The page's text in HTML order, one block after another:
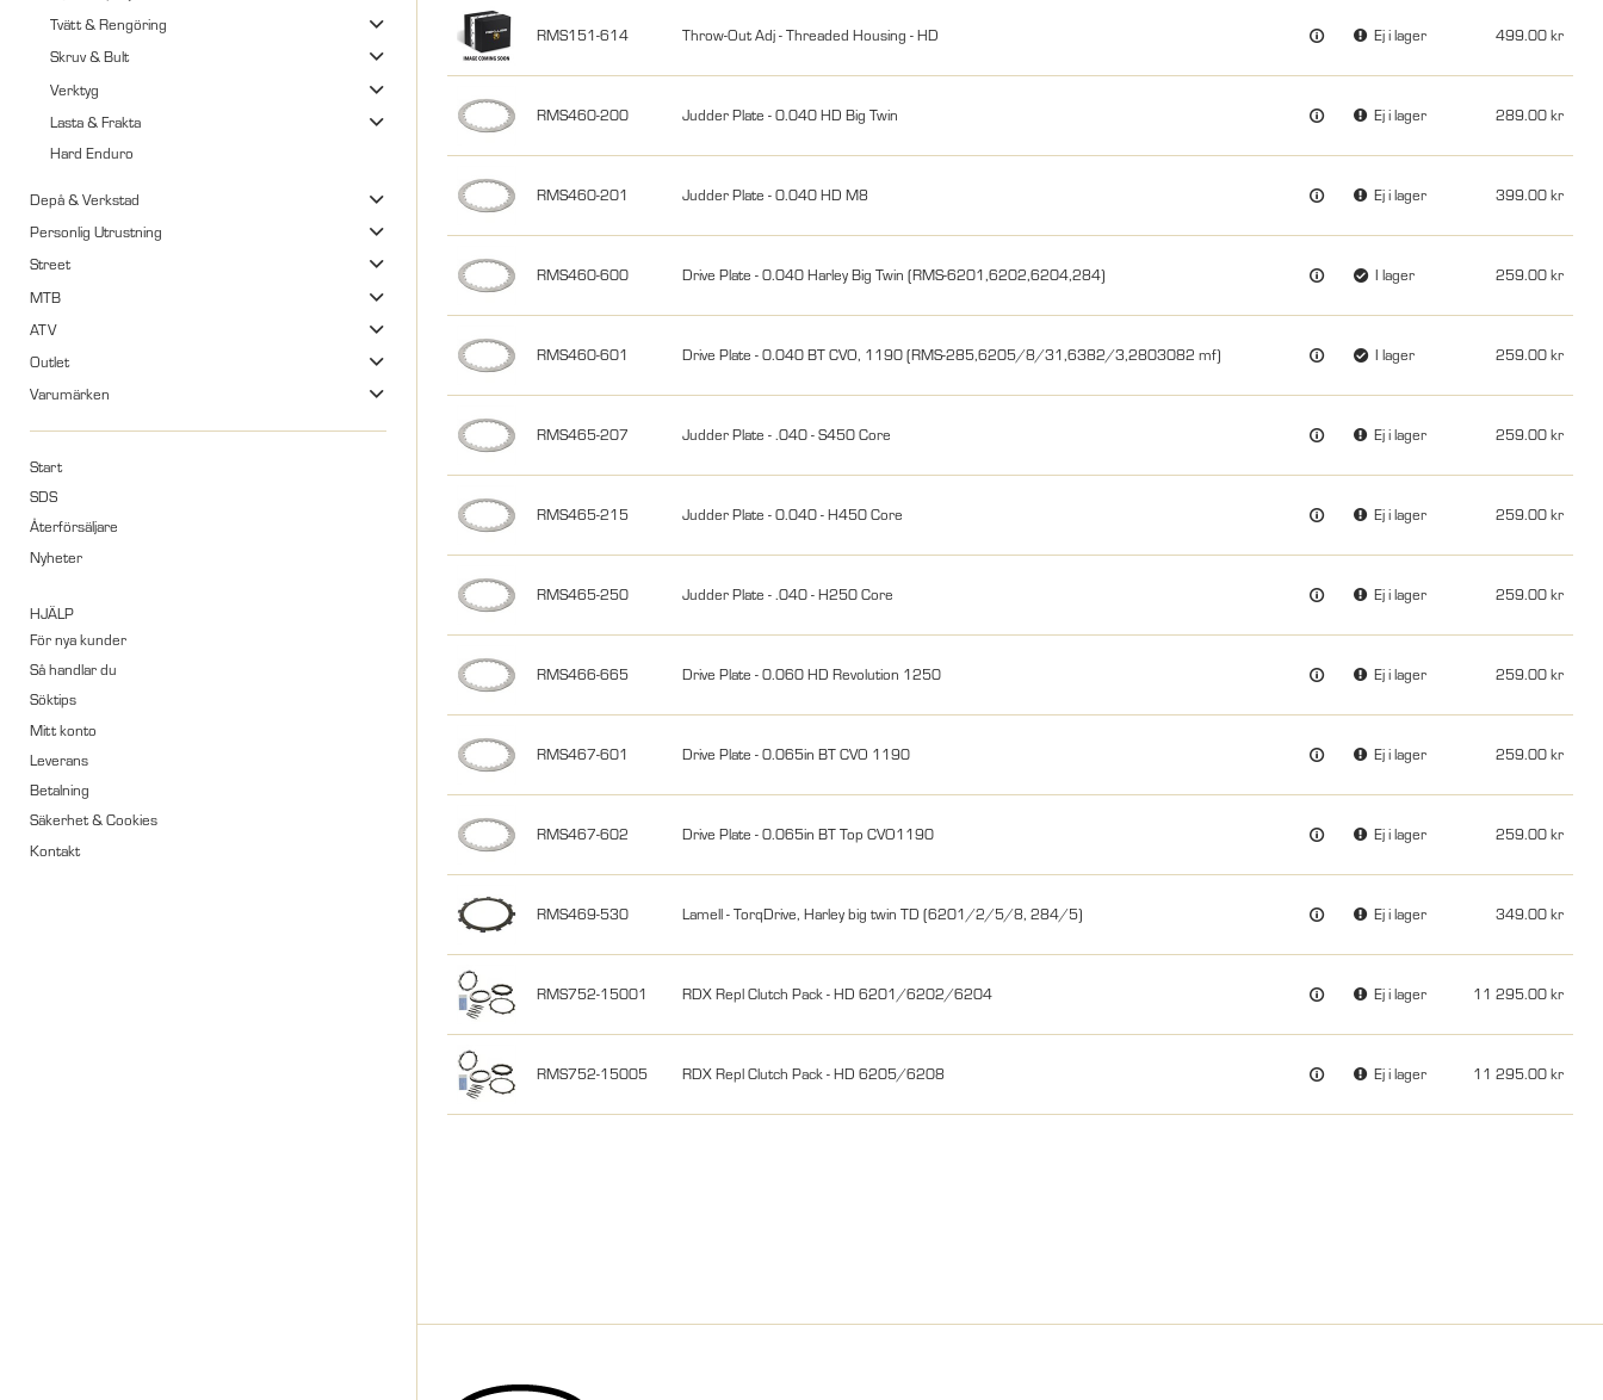
Tvätt & Rengöring
Skruv & Bult
Verktyg
Lasta & Frakta
Hard Enduro
Depå & Verkstad
Personlig Utrustning
Street
MTB
ATV
Outlet
Varumärken
Start
SDS
Återförsäljare
Nyheter
HJÄLP
För nya kunder
Så handlar du
Söktips
Mitt konto
Leverans
Betalning
Säkerhet & Cookies
Kontakt
RMS151-614 Throw-Out Adj - Threaded Housing - HD Ej i lager 499.00
RMS460-200 Judder Plate - 0.040 HD Big Twin Ej i lager 289.00
RMS460-201 Judder Plate - 0.040 HD M8 Ej i lager 399.00
RMS460-600 Drive Plate - 0.040 Harley Big Twin (RMS-6201,6202,6204,284) I lager 259.00
RMS460-601 Drive Plate - 0.040 BT CVO, 1190 (RMS-285,6205/8/31,6382/3,2803082 mf) I lager 259.00
RMS465-207 Judder Plate - .040 - S450 Core Ej i lager 259.00
RMS465-215 Judder Plate - 0.040 - H450 Core Ej i lager 259.00
RMS465-250 Judder Plate - .040 - H250 Core Ej i lager 259.00
RMS466-665 Drive Plate - 0.060 HD Revolution 1250 Ej i lager 259.00
RMS467-601 Drive Plate - 0.065in BT CVO 1190 Ej i lager 259.00
RMS467-602 Drive Plate - 0.065in BT Top CVO1190 Ej i lager 259.00
RMS469-530 Lamell - TorqDrive, Harley big twin TD (6201/2/5/8, 284/5) Ej i lager 349.00
RMS752-15001 RDX Repl Clutch Pack - HD 6201/6202/6204 Ej i lager 11 295.00
RMS752-15005 RDX Repl Clutch Pack - HD 6205/6208 Ej i lager 11 295.00